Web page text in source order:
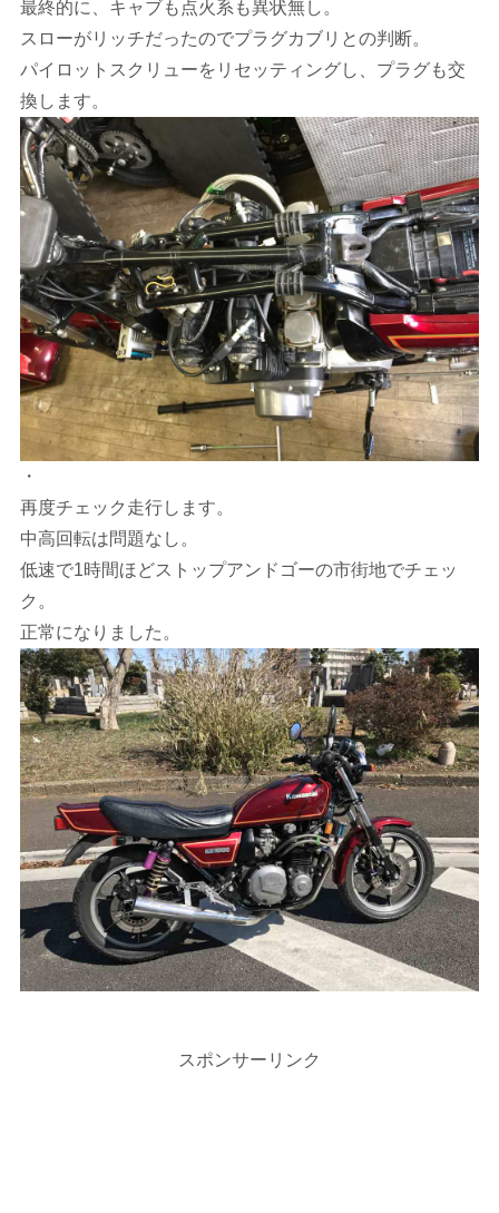
最終的に、キャブも点火系も異状無し。
スローがリッチだったのでプラグカブリとの判断。
パイロットスクリューをリセッティングし、プラグも交
換します。
・
再度チェック走行します。
中高回転は問題なし。
低速で1時間ほどストップアンドゴーの市街地でチェッ
ク。
正常になりました。
スポンサーリンク